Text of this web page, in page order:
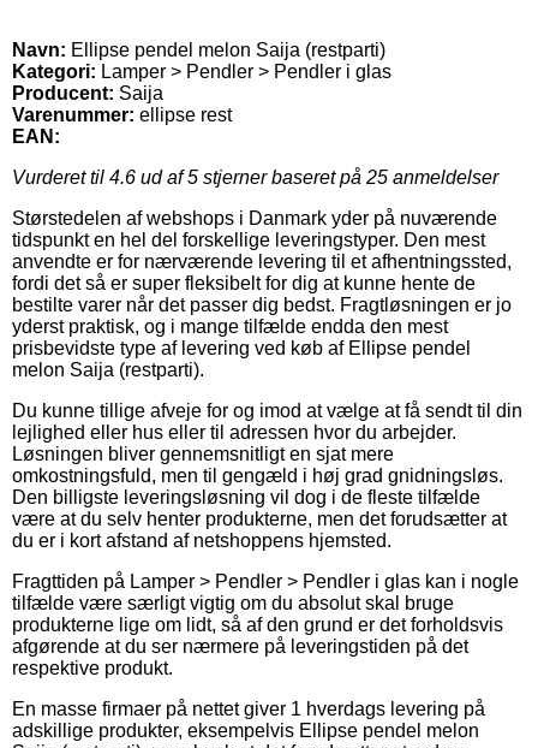
Navn: Ellipse pendel melon Saija (restparti)
Kategori: Lamper > Pendler > Pendler i glas
Producent: Saija
Varenummer: ellipse rest
EAN:
Vurderet til 4.6 ud af 5 stjerner baseret på 25 anmeldelser
Størstedelen af webshops i Danmark yder på nuværende
tidspunkt en hel del forskellige leveringstyper. Den mest
anvendte er for nærværende levering til et afhentningssted,
fordi det så er super fleksibelt for dig at kunne hente de
bestilte varer når det passer dig bedst. Fragtløsningen er jo
yderst praktisk, og i mange tilfælde endda den mest
prisbevidste type af levering ved køb af Ellipse pendel
melon Saija (restparti).
Du kunne tillige afveje for og imod at vælge at få sendt til din
lejlighed eller hus eller til adressen hvor du arbejder.
Løsningen bliver gennemsnitligt en sjat mere
omkostningsfuld, men til gengæld i høj grad gnidningsløs.
Den billigste leveringsløsning vil dog i de fleste tilfælde
være at du selv henter produkterne, men det forudsætter at
du er i kort afstand af netshoppens hjemsted.
Fragttiden på Lamper > Pendler > Pendler i glas kan i nogle
tilfælde være særligt vigtig om du absolut skal bruge
produkterne lige om lidt, så af den grund er det forholdsvis
afgørende at du ser nærmere på leveringstiden på det
respektive produkt.
En masse firmaer på nettet giver 1 hverdags levering på
adskillige produkter, eksempelvis Ellipse pendel melon